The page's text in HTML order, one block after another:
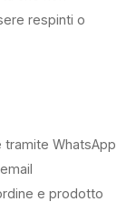
respinti o
tramite WhatsApp
e prodotto